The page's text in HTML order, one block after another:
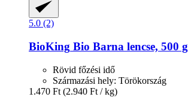
5.0 (2)
BioKing Bio Barna lencse, 500 g
Rövid főzési idő
Származási hely: Törökország
1.470 Ft (2.940 Ft / kg)